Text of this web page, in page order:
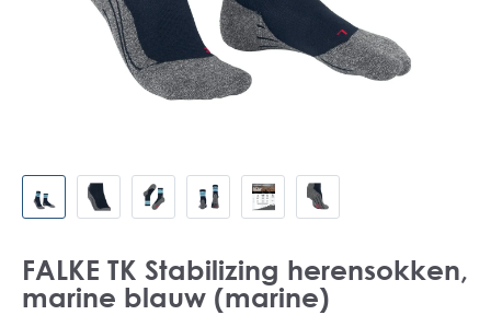
FALKE TK Stabilizing herensokken,
marine blauw (marine)